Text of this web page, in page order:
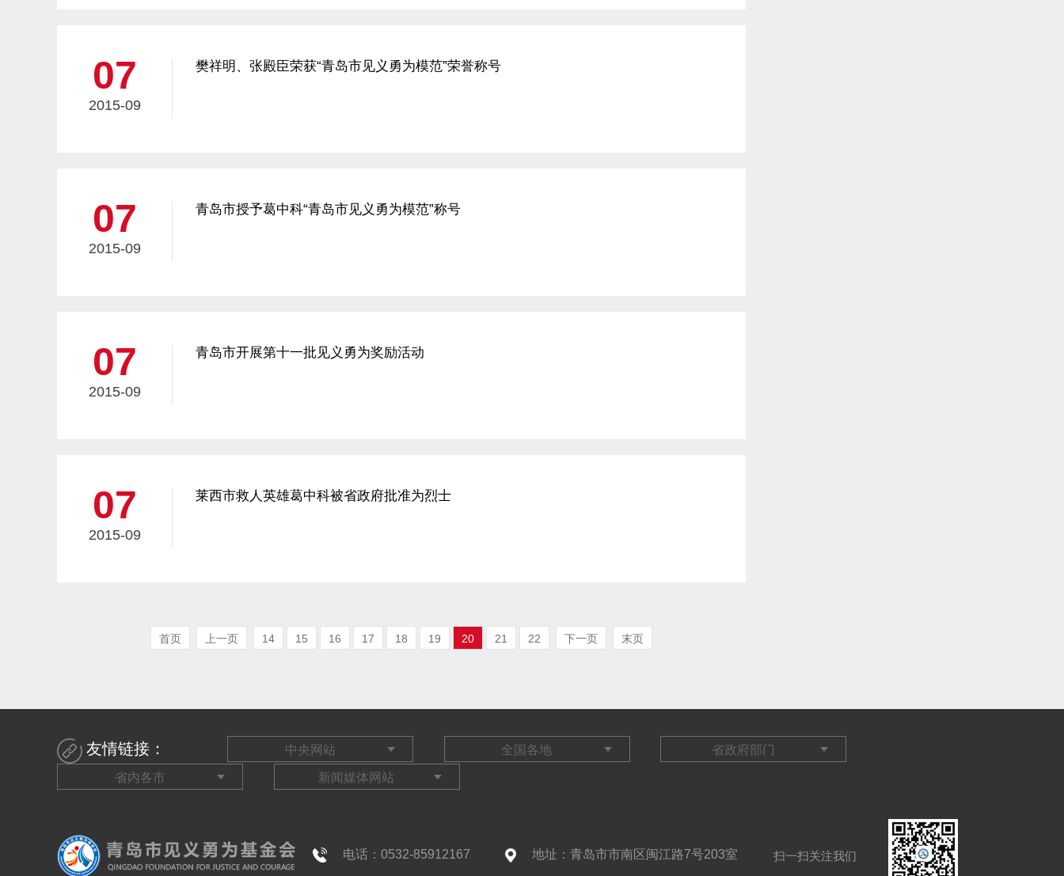
07
2015-09
樊祥明、张殿臣荣获“青岛市见义勇为模范”荣誉称号
07
2015-09
青岛市授予葛中科“青岛市见义勇为模范”称号
07
2015-09
青岛市开展第十一批见义勇为奖励活动
07
2015-09
莱西市救人英雄葛中科被省政府批准为烈士
首页 上一页 14 15 16 17 18 19 20 21 22 下一页 末页
友情链接：
电话：0532-85912167 地址：青岛市市南区闽江路7号203室 扫一扫关注我们